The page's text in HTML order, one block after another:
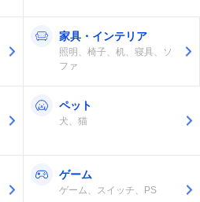
家具・インテリア
照明、椅子、机、寝具、ソ
ファ
ペット
犬、猫
ゲーム
ゲーム、スイッチ、PS